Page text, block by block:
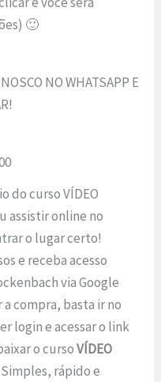
🙂
NO WHATSAPP E
do curso VÍDEO
assistir online no
o lugar certo!
e receba acesso
via Google
compra, basta ir no
login e acessar o link
o cursoVÍDEO
rápido e